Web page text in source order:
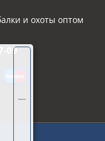
и охоты оптом
09
Хорошо